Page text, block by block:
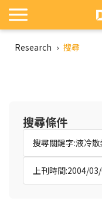
Research › 搜尋
搜尋條件
搜尋關鍵字:液冷散
上刊時間:2004/